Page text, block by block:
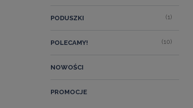
PODUSZKI (1)
POLECAMY! (10)
NOWOŚCI
PROMOCJE